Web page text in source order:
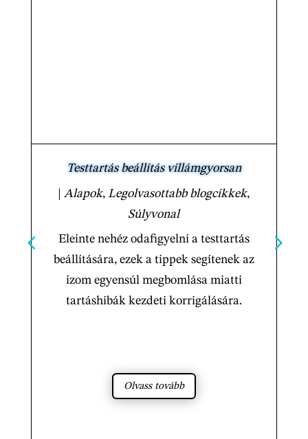
Testtartás beállítás villámgyorsan
Alapok, Legolvasottabb blogcikkek,
Súlyvonal
Eleinte nehéz odafigyelni a testtartás
beállítására, ezek a tippek segítenek az
izom egyensúl megbomlása miatti
tartáshibák kezdeti korrigálására.
Olvass tovább